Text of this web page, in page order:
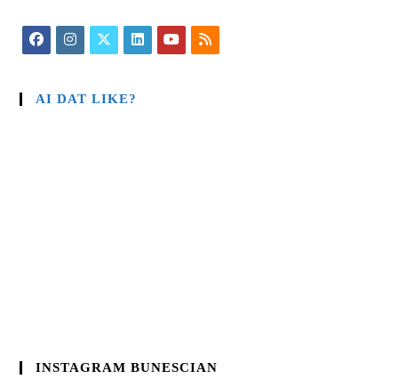
AI DAT LIKE?
INSTAGRAM BUNESCIAN